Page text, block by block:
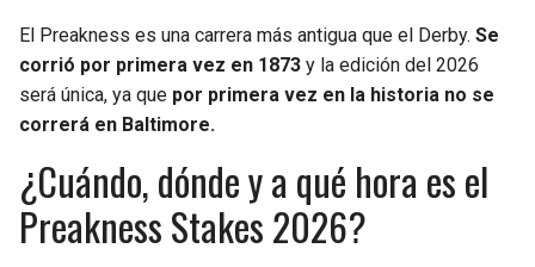
FALCONS
PANTHERS
SAINTS
TRAIL BLAZERS
JAZZ
El Preakness es una carrera más antigua que el Derby. Se
corrió por primera vez en 1873 y la edición del 2026
será única, ya que por primera vez en la historia no se
correrá en Baltimore.
¿Cuándo, dónde y a qué hora es el
Preakness Stakes 2026?